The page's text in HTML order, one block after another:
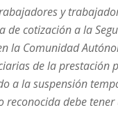
y
de cotización a la
la Comunidad
de la prestación
a la suspensión
reconocida debe